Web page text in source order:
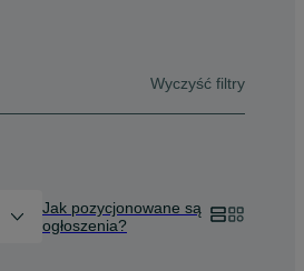
Wyczyść filtry
Jak pozycjonowane są
ogłoszenia?